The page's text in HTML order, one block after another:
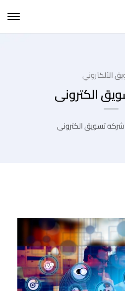
الألكتروني
الكترونى
شركه تسويق الكترونى